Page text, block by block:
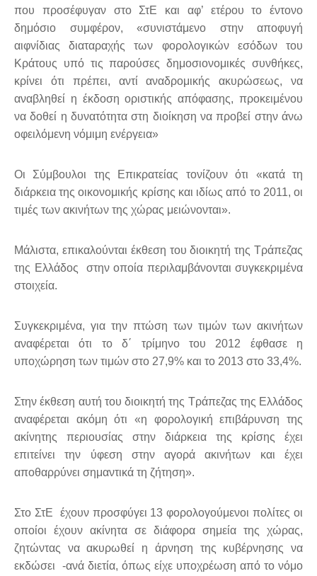
που προσέφυγαν στο ΣτΕ και αφ’ ετέρου το έντονο
δημόσιο συμφέρον, «συνιστάμενο στην αποφυγή
αιφνίδιας διαταραχής των φορολογικών εσόδων του
Κράτους υπό τις παρούσες δημοσιονομικές συνθήκες,
κρίνει ότι πρέπει, αντί αναδρομικής ακυρώσεως, να
αναβληθεί η έκδοση οριστικής απόφασης, προκειμένου
να δοθεί η δυνατότητα στη διοίκηση να προβεί στην άνω
οφειλόμενη νόμιμη ενέργεια»
Οι Σύμβουλοι της Επικρατείας τονίζουν ότι «κατά τη
διάρκεια της οικονομικής κρίσης και ιδίως από το 2011, οι
τιμές των ακινήτων της χώρας μειώνονται».
Μάλιστα, επικαλούνται έκθεση του διοικητή της Τράπεζας
της Ελλάδος στην οποία περιλαμβάνονται συγκεκριμένα
στοιχεία.
Συγκεκριμένα, για την πτώση των τιμών των ακινήτων
αναφέρεται ότι το δ΄ τρίμηνο του 2012 έφθασε η
υποχώρηση των τιμών στο 27,9% και το 2013 στο 33,4%.
Στην έκθεση αυτή του διοικητή της Τράπεζας της Ελλάδος
αναφέρεται ακόμη ότι «η φορολογική επιβάρυνση της
ακίνητης περιουσίας στην διάρκεια της κρίσης έχει
επιτείνει την ύφεση στην αγορά ακινήτων και έχει
αποθαρρύνει σημαντικά τη ζήτηση».
Στο ΣτΕ έχουν προσφύγει 13 φορολογούμενοι πολίτες οι
οποίοι έχουν ακίνητα σε διάφορα σημεία της χώρας,
ζητώντας να ακυρωθεί η άρνηση της κυβέρνησης να
εκδώσει -ανά διετία, όπως είχε υποχρέωση από το νόμο